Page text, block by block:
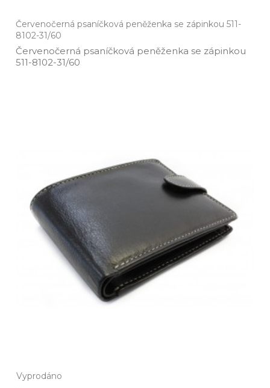
Červenočerná psaníčková peněženka se zápinkou 511-
8102-31/60
Červenočerná psaníčková peněženka se zápinkou
511­-8102­-31/60
Vyprodáno